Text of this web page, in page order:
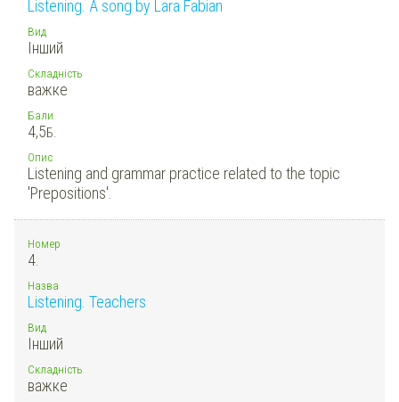
Listening. A song by Lara Fabian
Вид
Інший
Складність
важке
Бали
4,5Б.
Опис
Listening and grammar practice related to the topic
'Prepositions'.
Номер
4.
Назва
Listening. Teachers
Вид
Інший
Складність
важке